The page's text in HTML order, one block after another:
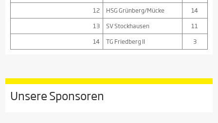
12
HSG Grünberg/Mücke
14
13
SV Stockhausen
11
14
TG Friedberg II 3
Unsere Sponsoren